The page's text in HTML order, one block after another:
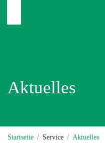
Aktuelles
Startseite Service
Aktuelles